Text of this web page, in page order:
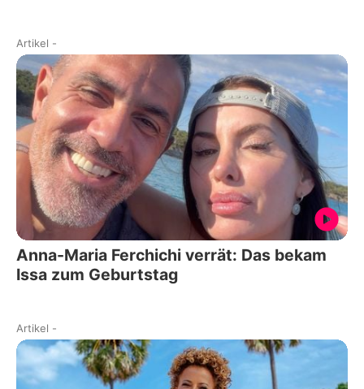
Artikel -
Anna-Maria Ferchichi verrät: Das bekam
Issa zum Geburtstag
Artikel -